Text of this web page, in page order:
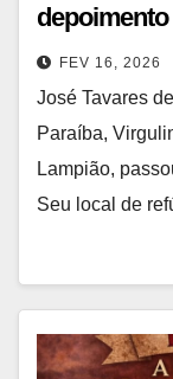
FEV 16, 2026
José Tavares
Paraíba,
Lampião,
Seu local de